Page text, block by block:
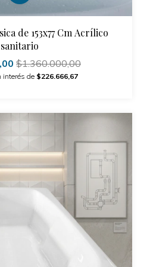
de 153x77 Cm Acrílico
sanitario
$1.360.000,00
interés de $226.666,67